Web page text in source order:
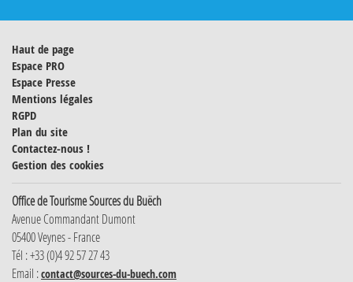
Haut de page
Espace PRO
Espace Presse
Mentions légales
RGPD
Plan du site
Contactez-nous !
Gestion des cookies
Office de Tourisme Sources du Buëch
Avenue Commandant Dumont
05400 Veynes - France
Tél : +33 (0)4 92 57 27 43
Email :contact@sources-du-buech.com